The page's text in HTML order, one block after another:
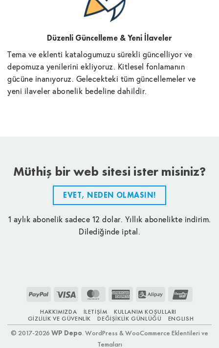
Düzenli Güncelleme & Yeni İlaveler
Tema ve eklenti katalogumuzu sürekli güncelliyor ve
depomuza yenilerini ekliyoruz. Kitlesel fonlamanın
gücüne inanıyoruz. Gelecekteki tüm güncellemeler ve
yeni ilaveler abonelik bedeline dahildir.
Müthiş bir web sitesi ister misiniz?
EVET, NEDEN OLMASIN!
1 aylık abonelik sadece 12 dolar. Yıllık abonelikte indirim.
Dilediğinde iptal.
PayPal Visa MasterCardAmerican
Alipay
HAKKIMIZDA İLETIŞIM
KULLANIM KOŞULLARI
GIZLILIK VE GÜVENLIK
DEĞIŞIKLIK GÜNLÜĞÜ ENGLISH
© 2017-2026 WP Depo. WordPress & WooCommerce Eklentileri ve
Temaları